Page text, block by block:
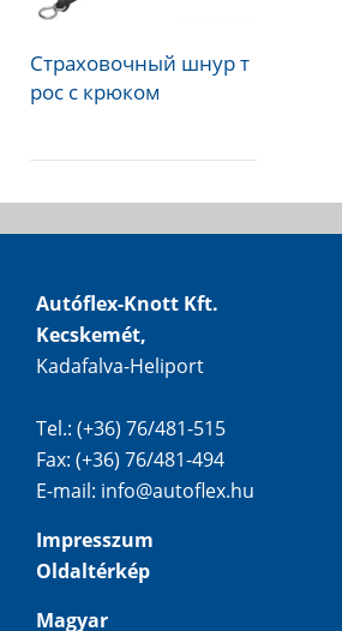
Страховочный шнур т
рос с крюком
Autóflex-Knott Kft.
Kecskemét,
Kadafalva-Heliport
Tel.: (+36) 76/481-515
Fax: (+36) 76/481-494
E-mail: info@autoflex.hu
Impresszum
Oldaltérkép
Magyar